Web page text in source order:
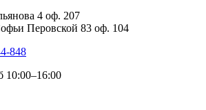
4 оф. 207
Перовской 83 оф. 104
848
10:00–16:00